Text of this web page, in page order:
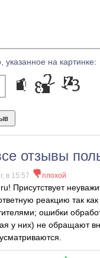
указанное на картинке:
отзывы
в 15:57 плохой
Присутствует
реакцию так
ошибки
у них) не обращают